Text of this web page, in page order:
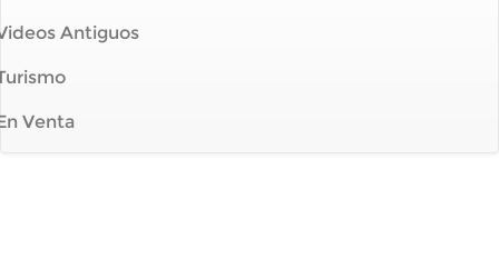
Antiguos
Venta